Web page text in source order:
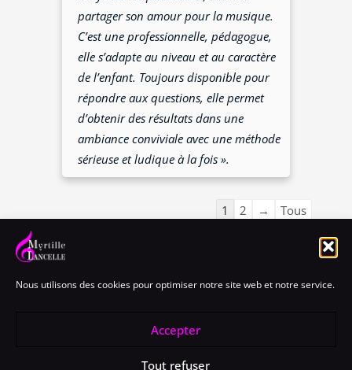
Nous utilisons des cookies pour optimiser notre site web et notre service.
Accepter
Tout refuser
partager son amour pour la musique.
C’est une professionnelle, pédagogue,
elle s’adapte au niveau et au caractère
de l’enfant. Toujours disponible pour
répondre aux questions, elle permet
d’obtenir des résultats dans une
ambiance conviviale avec une méthode
sérieuse et ludique à la fois ».
1 2 → Tous
Mentions Légales
Politique de confidentialité